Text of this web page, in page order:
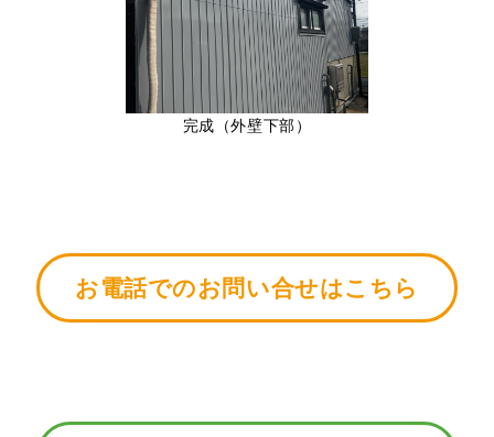
完成（外壁下部）
お電話でのお問い合せはこちら